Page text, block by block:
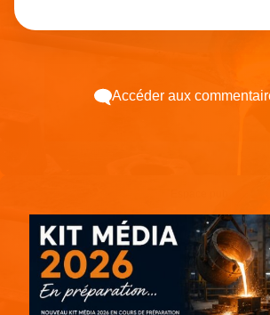
Accéder aux